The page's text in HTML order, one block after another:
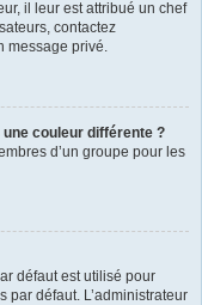
il leur est attribué un chef
contactez
message privé.
couleur différente ?
d’un groupe pour les
défaut est utilisé pour
par défaut. L’administrateur